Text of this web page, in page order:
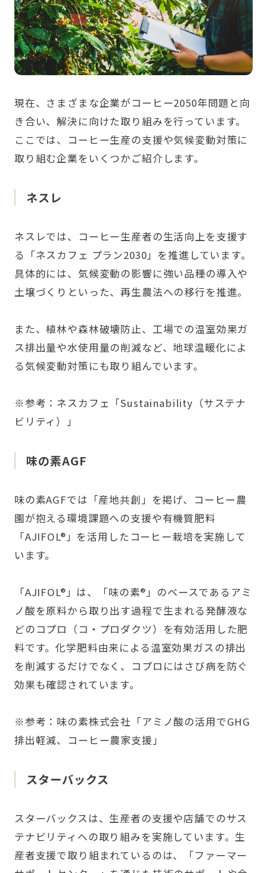
現在、さまざまな企業がコーヒー2050年問題と向
き合い、解決に向けた取り組みを行っています。
ここでは、コーヒー生産の支援や気候変動対策に
取り組む企業をいくつかご紹介します。
ネスレ
ネスレでは、コーヒー生産者の生活向上を支援す
る「ネスカフェ プラン2030」を推進しています。
具体的には、気候変動の影響に強い品種の導入や
土壌づくりといった、再生農法への移行を推進。
また、植林や森林破壊防止、工場での温室効果ガ
ス排出量や水使用量の削減など、地球温暖化によ
る気候変動対策にも取り組んでいます。
※参考：ネスカフェ 「Sustainability（サステナ
ビリティ）」
味の素AGF
味の素AGFでは「産地共創」を掲げ、コーヒー農
園が抱える環境課題への支援や有機質肥料
「AJIFOL®」を活用したコーヒー栽培を実施して
います。
「AJIFOL®」は、「味の素®」のベースであるアミ
ノ酸を原料から取り出す過程で生まれる発酵液な
どのコプロ（コ・プロダクツ）を有効活用した肥
料です。化学肥料由来による温室効果ガスの排出
を削減するだけでなく、コプロにはさび病を防ぐ
効果も確認されています。
※参考：味の素株式会社 「アミノ酸の活用でGHG
排出軽減、コーヒー農家支援」
スターバックス
スターバックスは、生産者の支援や店舗でのサス
テナビリティへの取り組みを実施しています。生
産者支援で取り組まれているのは、「ファーマー